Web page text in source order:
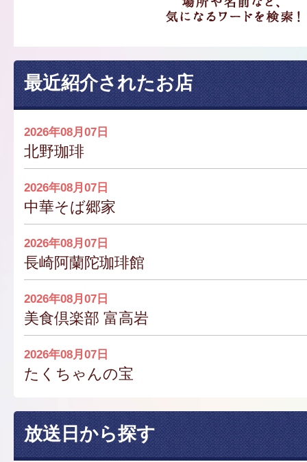
最近紹介されたお店
2026年08月07日
北野珈琲
2026年08月07日
中華そば郷家
2026年08月07日
長崎阿蘭陀珈琲館
2026年08月07日
美食倶楽部 富高岩
2026年08月07日
たくちゃんの宝
放送日から探す